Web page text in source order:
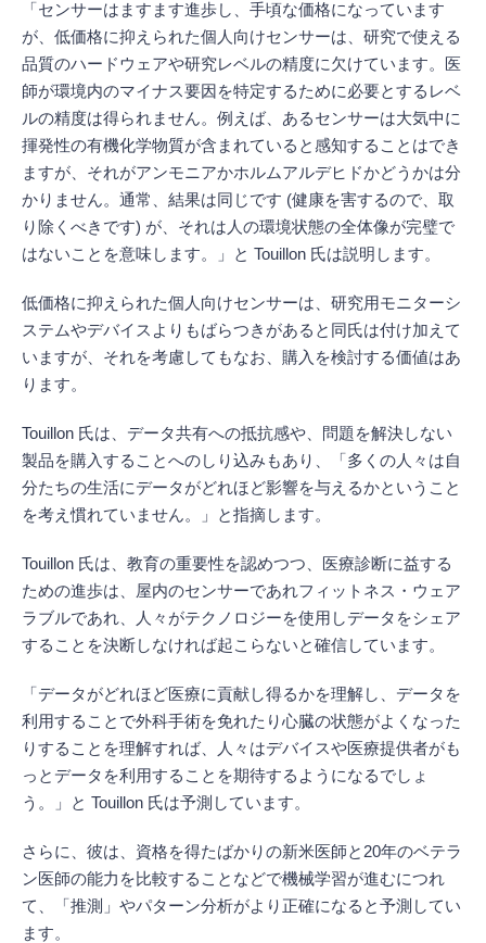
「センサーはますます進歩し、手頃な価格になっています
が、低価格に抑えられた個人向けセンサーは、研究で使える
品質のハードウェアや研究レベルの精度に欠けています。医
師が環境内のマイナス要因を特定するために必要とするレベ
ルの精度は得られません。例えば、あるセンサーは大気中に
揮発性の有機化学物質が含まれていると感知することはでき
ますが、それがアンモニアかホルムアルデヒドかどうかは分
かりません。通常、結果は同じです (健康を害するので、取
り除くべきです) が、それは人の環境状態の全体像が完璧で
はないことを意味します。」と Touillon 氏は説明します。
低価格に抑えられた個人向けセンサーは、研究用モニターシ
ステムやデバイスよりもばらつきがあると同氏は付け加えて
いますが、それを考慮してもなお、購入を検討する価値はあ
ります。
Touillon 氏は、データ共有への抵抗感や、問題を解決しない
製品を購入することへのしり込みもあり、「多くの人々は自
分たちの生活にデータがどれほど影響を与えるかということ
を考え慣れていません。」と指摘します。
Touillon 氏は、教育の重要性を認めつつ、医療診断に益する
ための進歩は、屋内のセンサーであれフィットネス・ウェア
ラブルであれ、人々がテクノロジーを使用しデータをシェア
することを決断しなければ起こらないと確信しています。
「データがどれほど医療に貢献し得るかを理解し、データを
利用することで外科手術を免れたり心臓の状態がよくなった
りすることを理解すれば、人々はデバイスや医療提供者がも
っとデータを利用することを期待するようになるでしょ
う。」と Touillon 氏は予測しています。
さらに、彼は、資格を得たばかりの新米医師と20年のベテラ
ン医師の能力を比較することなどで機械学習が進むにつれ
て、「推測」やパターン分析がより正確になると予測してい
ます。